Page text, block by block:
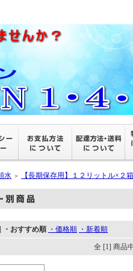
水 ＞ 【長期保存用】１２リットル×２箱
・おすすめ順 ・価格順 ・新着順
全 [1] 商品